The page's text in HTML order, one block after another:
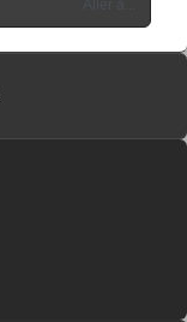
Aller à...